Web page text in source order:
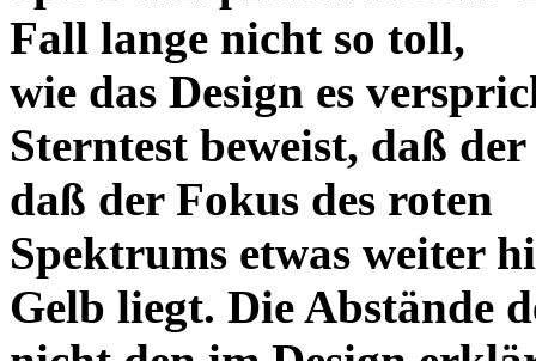
Fall lange nicht so toll,
wie das Design es
Sterntest beweist, daß
daß der Fokus des roten
Spektrums etwas weiter
Gelb liegt. Die Abstände